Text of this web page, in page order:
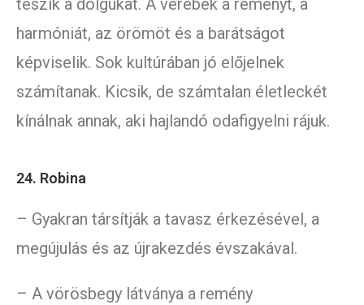
teszik a dolgukat. A verebek a reményt, a
harmóniát, az örömöt és a barátságot
képviselik. Sok kultúrában jó előjelnek
számítanak. Kicsik, de számtalan életleckét
kínálnak annak, aki hajlandó odafigyelni rájuk.
24. Robina
– Gyakran társítják a tavasz érkezésével, a
megújulás és az újrakezdés évszakával.
– A vörösbegy látványa a remény